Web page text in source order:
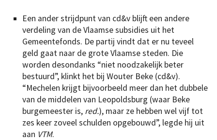
Een ander strijdpunt van cd&v blijft een andere
verdeling van de Vlaamse subsidies uit het
Gemeentefonds. De partij vindt dat er nu teveel
geld gaat naar de grote Vlaamse steden. Die
worden desondanks “niet noodzakelijk beter
bestuurd”, klinkt het bij Wouter Beke (cd&v).
“Mechelen krijgt bijvoorbeeld meer dan het dubbele
van de middelen van Leopoldsburg (waar Beke
burgemeester is, red.), maar ze hebben wel vijf tot
zes keer zoveel schulden opgebouwd”, legde hij uit
aan VTM.